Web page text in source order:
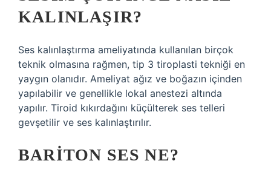
KALINLAŞIR?
Ses kalınlaştırma ameliyatında kullanılan birçok
teknik olmasına rağmen, tip 3 tiroplasti tekniği en
yaygın olanıdır. Ameliyat ağız ve boğazın içinden
yapılabilir ve genellikle lokal anestezi altında
yapılır. Tiroid kıkırdağını küçülterek ses telleri
gevşetilir ve ses kalınlaştırılır.
BARITON SES NE?